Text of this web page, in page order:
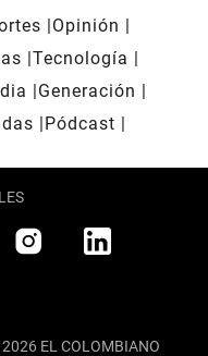
Opinión
Tecnología
Generación
Pódcast
EL COLOMBIANO